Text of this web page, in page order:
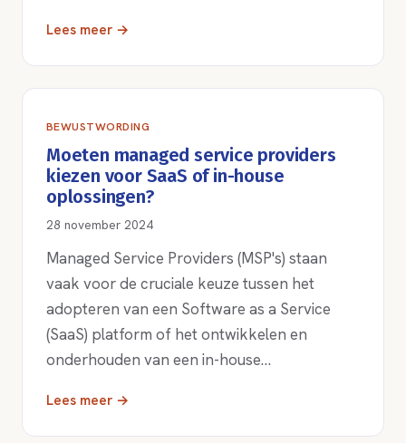
Lees meer →
BEWUSTWORDING
Moeten managed service providers
kiezen voor SaaS of in-house
oplossingen?
28 november 2024
Managed Service Providers (MSP's) staan
vaak voor de cruciale keuze tussen het
adopteren van een Software as a Service
(SaaS) platform of het ontwikkelen en
onderhouden van een in-house…
Lees meer →